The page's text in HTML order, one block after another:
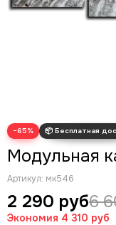
Новогодние
−65%
Модульная
Артикул: мк546
2 290 руб6
Экономия 4 310 руб